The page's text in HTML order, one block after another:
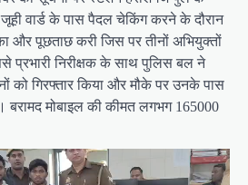
वार्ड के पास पैदल चेकिंग करने के दौरान
और पूछताछ करी जिस पर तीनों अभियुक्तों
प्रभारी निरीक्षक के साथ पुलिस बल ने
को गिरफ्तार किया और मौके पर उनके पास
बरामद मोबाइल की कीमत लगभग 165000